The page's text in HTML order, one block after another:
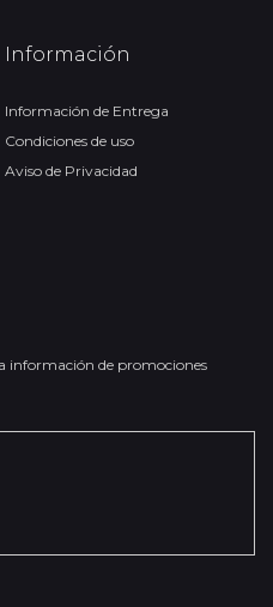
Información
Información de Entrega
Condiciones de uso
Aviso de Privacidad
información de promociones